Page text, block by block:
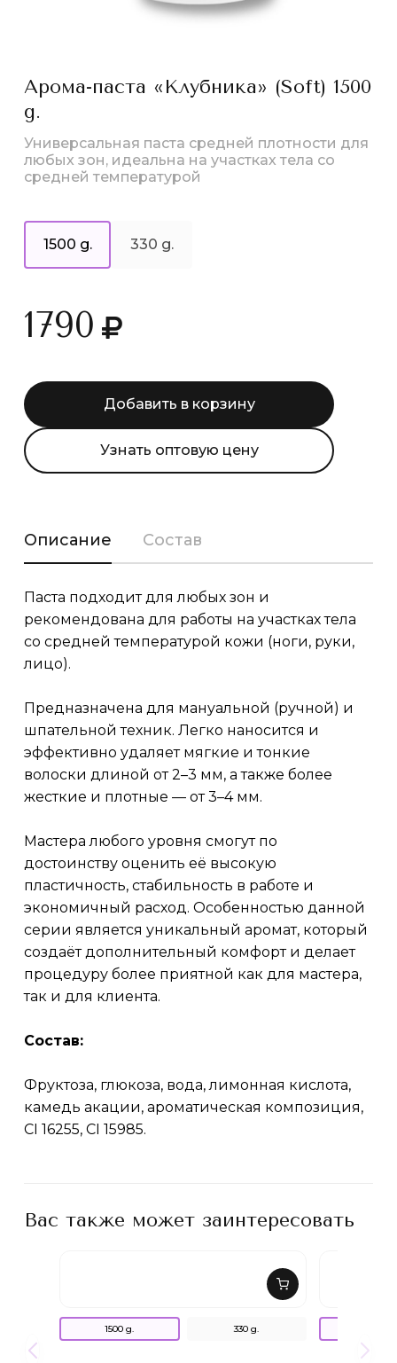
Арома-паста «Клубника» (Soft) 1500
g.
Универсальная паста средней плотности для
любых зон, идеальна на участках тела со
средней температурой
1500 g. 330 g.
1790
Добавить в корзину
Узнать оптовую цену
Описание Состав
Паста подходит для любых зон и
рекомендована для работы на участках тела
со средней температурой кожи (ноги, руки,
лицо).
Предназначена для мануальной (ручной) и
шпательной техник. Легко наносится и
эффективно удаляет мягкие и тонкие
волоски длиной от 2–3 мм, а также более
жесткие и плотные — от 3–4 мм.
Мастера любого уровня смогут по
достоинству оценить её высокую
пластичность, стабильность в работе и
экономичный расход. Особенностью данной
серии является уникальный аромат, который
создаёт дополнительный комфорт и делает
процедуру более приятной как для мастера,
так и для клиента.
Состав:
Фруктоза, глюкоза, вода, лимонная кислота,
камедь акации, ароматическая композиция,
CI 16255, CI 15985.
Вас также может заинтересовать
1500 g. 330 g.